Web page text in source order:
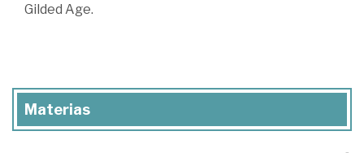
Gilded Age.
Materias